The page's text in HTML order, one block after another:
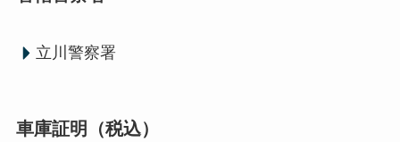
立川警察署
車庫証明（税込）